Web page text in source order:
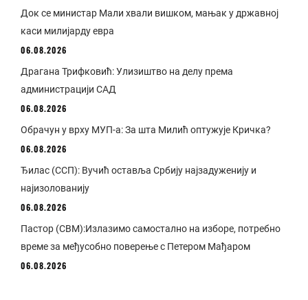
Док се министар Мали хвали вишком, мањак у државној
каси милијарду евра
06.08.2026
Драгана Трифковић: Улизиштво на делу према
администрацији САД
06.08.2026
Обрачун у врху МУП-а: За шта Милић оптужује Кричка?
06.08.2026
Ђилас (ССП): Вучић оставља Србију најзадуженију и
најизолованију
06.08.2026
Пастор (СВМ):Излазимо самостално на изборе, потребно
време за међусобно поверење с Петером Мађаром
06.08.2026